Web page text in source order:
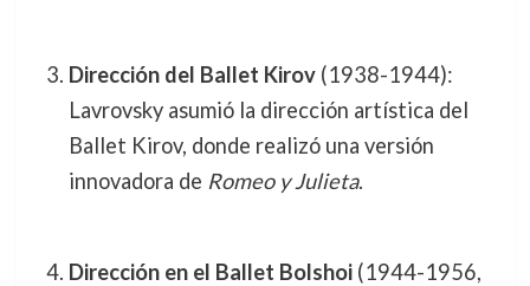
Dirección del Ballet Kirov(1938-1944):
Lavrovsky asumió la dirección artística del
Ballet Kirov, donde realizó una versión
innovadora de Romeo y Julieta.
Dirección en el Ballet Bolshoi(1944-1956,